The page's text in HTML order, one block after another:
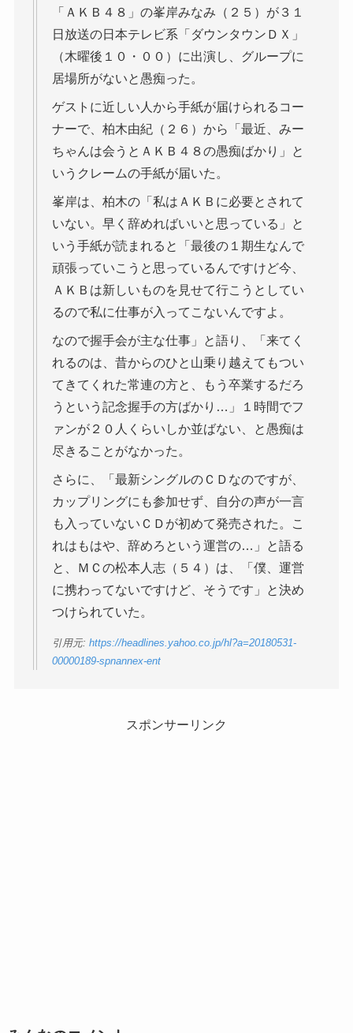
「ＡＫＢ４８」の峯岸みなみ（２５）が３１
日放送の日本テレビ系「ダウンタウンＤＸ」
（木曜後１０・００）に出演し、グループに
居場所がないと愚痴った。
ゲストに近しい人から手紙が届けられるコー
ナーで、柏木由紀（２６）から「最近、みー
ちゃんは会うとＡＫＢ４８の愚痴ばかり」と
いうクレームの手紙が届いた。
峯岸は、柏木の「私はＡＫＢに必要とされて
いない。早く辞めればいいと思っている」と
いう手紙が読まれると「最後の１期生なんで
頑張っていこうと思っているんですけど今、
ＡＫＢは新しいものを見せて行こうとしてい
るので私に仕事が入ってこないんですよ。
なので握手会が主な仕事」と語り、「来てく
れるのは、昔からのひと山乗り越えてもつい
てきてくれた常連の方と、もう卒業するだろ
うという記念握手の方ばかり…」１時間でフ
ァンが２０人くらいしか並ばない、と愚痴は
尽きることがなかった。
さらに、「最新シングルのＣＤなのですが、
カップリングにも参加せず、自分の声が一言
も入っていないＣＤが初めて発売された。こ
れはもはや、辞めろという運営の…」と語る
と、ＭＣの松本人志（５４）は、「僕、運営
に携わってないですけど、そうです」と決め
つけられていた。
引用元: https://headlines.yahoo.co.jp/hl?a=20180531-
00000189-spnannex-ent
スポンサーリンク